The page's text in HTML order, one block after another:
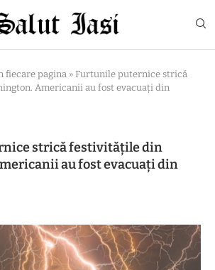
fiecare pagina » Furtunile puternice strică
Americanii au fost evacuați din
strică festivitățile din
au fost evacuați din